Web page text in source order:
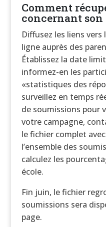
Comment
concernant son
Diffusez les liens
ligne auprès des
Établissez la date
informez-en les
«statistiques des
surveillez en temps
de soumissions pour
votre campagne,
le fichier complet
l’ensemble des
calculez les
école.
Fin juin, le fichier
soumissions sera
page.